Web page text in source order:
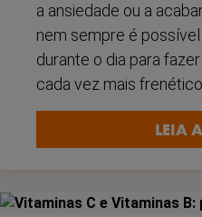
a ansiedade ou a
nem sempre é
durante o dia para
cada vez mais
LEIA